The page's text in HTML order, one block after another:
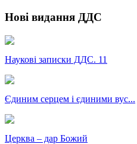
Нові видання ДДС
Наукові записки ДДС. 11
Єдиним серцем і єдиними вус...
Церква – дар Божий